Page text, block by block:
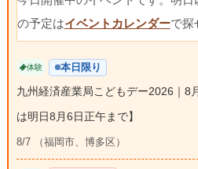
の予定はイベントカレンダーで探
体験 本日限り
九州経済産業局こどもデー2026｜8
は明日8月6日正午まで】
8/7 （福岡市、博多区）